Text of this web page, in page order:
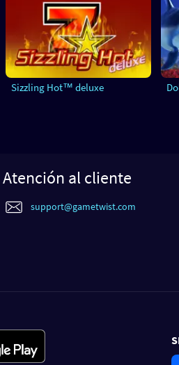
Sizzling Hot™ deluxe
Atención al cliente
support@gametwist.com